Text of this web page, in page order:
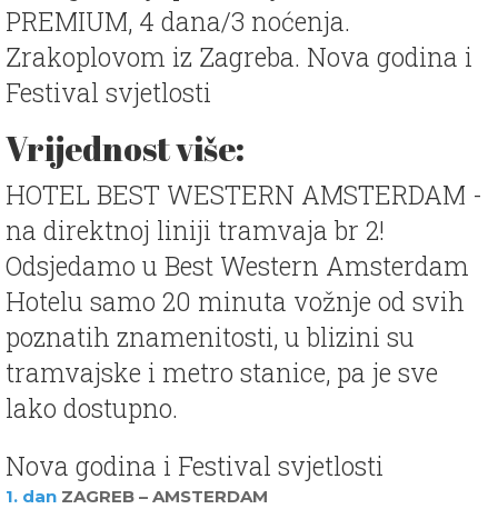
PREMIUM, 4 dana/3 noćenja.
Zrakoplovom iz Zagreba. Nova godina i
Festival svjetlosti
Vrijednost više:
HOTEL BEST WESTERN AMSTERDAM -
na direktnoj liniji tramvaja br 2!
Odsjedamo u Best Western Amsterdam
Hotelu samo 20 minuta vožnje od svih
poznatih znamenitosti, u blizini su
tramvajske i metro stanice, pa je sve
lako dostupno.
Nova godina i Festival svjetlosti
1. dan ZAGREB – AMSTERDAM